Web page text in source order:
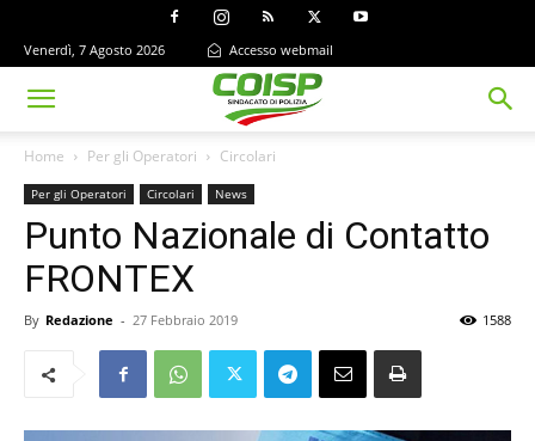
Venerdì, 7 Agosto 2026 Accesso webmail
Home Per gli Operatori Circolari
Per gli Operatori Circolari News
Punto Nazionale di Contatto
FRONTEX
By Redazione - 27 Febbraio 2019 1588